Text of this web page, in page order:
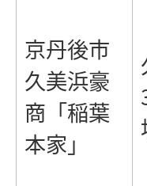
京丹後市
久美浜豪
商「稲葉
本家」